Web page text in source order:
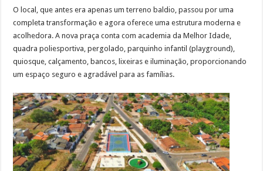
O local, que antes era apenas um terreno baldio, passou por uma
completa transformação e agora oferece uma estrutura moderna e
acolhedora. A nova praça conta com academia da Melhor Idade,
quadra poliesportiva, pergolado, parquinho infantil (playground),
quiosque, calçamento, bancos, lixeiras e iluminação, proporcionando
um espaço seguro e agradável para as famílias.